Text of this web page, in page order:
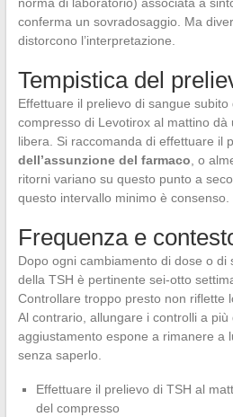
norma di laboratorio) associata a
conferma un sovradosaggio. Ma
distorcono l’interpretazione.
Tempistica del
Effettuare il prelievo di sangue
compresso di Levotirox al mattino dà
libera. Si raccomanda di effettuare il
dell’assunzione del farmaco, o
ritorni variano su questo punto a
questo intervallo minimo è consenso.
Frequenza e
Dopo ogni cambiamento di dose o di
della TSH è pertinente sei-otto
Controllare troppo presto non riflette
Al contrario, allungare i controlli a più
aggiustamento espone a rimanere a
senza saperlo.
Effettuare il prelievo di TSH al
del compresso